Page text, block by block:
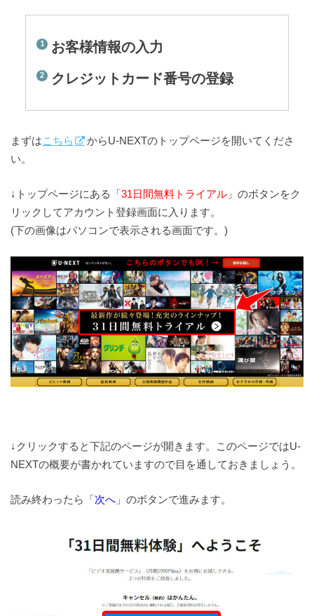
お客様情報の入力
クレジットカード番号の登録
まずはこちら
からU-NEXTのトップページを開いてくださ
い。
↓トップページにある「31日間無料トライアル 」のボタンをク
リックしてアカウント登録画面に入ります。
(下の画像はパソコンで表示される画面です。)
↓クリックすると下記のページが開きます。このページではU-
NEXTの概要が書かれていますので目を通しておきましょう。
読み終わったら「次へ 」のボタンで進みます。